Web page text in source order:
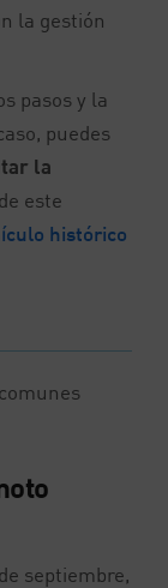
la gestión
pasos y la
puedes
la
este
histórico
septiembre,